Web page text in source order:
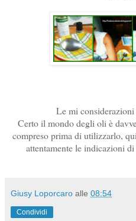
Le mi
Certo il mondo degli oli è
compreso prima di utilizzarlo,
attentamente le indicazioni
Giusy Loporcaro alle 08:54
Condividi